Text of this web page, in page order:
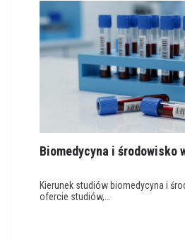
Biomedycyna i środowisko
Kierunek studiów biomedycyna i
ofercie studiów,…